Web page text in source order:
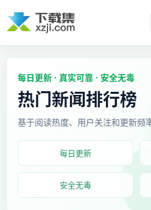
每日更新 · 真实可靠 · 安全无毒
热门新闻排行榜
基于阅读热度、用户关注和更新频
每日更新
安全无毒